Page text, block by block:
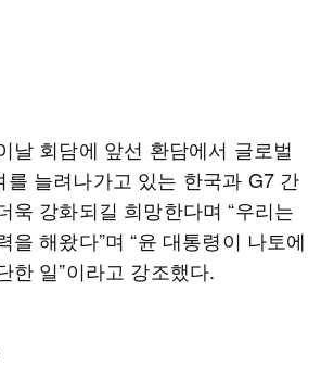
날 회담에 앞선 환담에서 글로벌
를 늘려나가고 있는 한국과 G7 간
욱 강화되길 희망한다며 “우리는
을 해왔다”며 “윤 대통령이 나토에
한 일”이라고 강조했다.